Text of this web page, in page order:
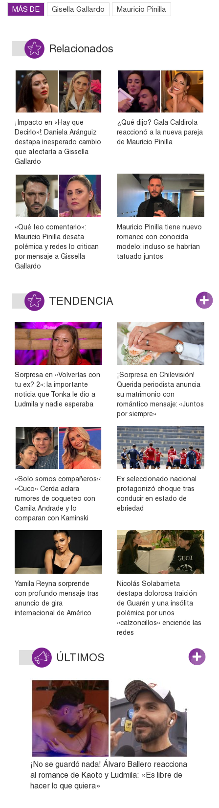
MÁS DE Gisella Gallardo Mauricio Pinilla
Relacionados
¡Impacto en «Hay que
Decirlo»!: Daniela Aránguiz
destapa inesperado cambio
que afectaría a Gissella
Gallardo
¿Qué dijo? Gala Caldirola
reaccionó a la nueva pareja
de Mauricio Pinilla
«Qué feo comentario»:
Mauricio Pinilla desata
polémica y redes lo critican
por mensaje a Gissella
Gallardo
Mauricio Pinilla tiene nuevo
romance con conocida
modelo: incluso se habrían
tatuado juntos
TENDENCIA
Sorpresa en «Volverías con
tu ex? 2»: la importante
noticia que Tonka le dio a
Ludmila y nadie esperaba
¡Sorpresa en Chilevisión!
Querida periodista anuncia
su matrimonio con
romántico mensaje: «Juntos
por siempre»
«Solo somos compañeros»:
«Cuco» Cerda aclara
rumores de coqueteo con
Camila Andrade y lo
comparan con Kaminski
Ex seleccionado nacional
protagonizó choque tras
conducir en estado de
ebriedad
Yamila Reyna sorprende
con profundo mensaje tras
anuncio de gira
internacional de Américo
Nicolás Solabarrieta
destapa dolorosa traición
de Guarén y una insólita
polémica por unos
«calzoncillos» enciende las
redes
ÚLTIMOS
¡No se guardó nada! Álvaro Ballero reacciona
al romance de Kaoto y Ludmila: «Es libre de
hacer lo que quiera»